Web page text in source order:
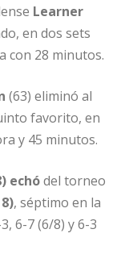
Learner
en dos sets
con 28 minutos.
(63) eliminó al
favorito, en
y 45 minutos.
echódel torneo
, séptimo en la
6-7 (6/8) y 6-3